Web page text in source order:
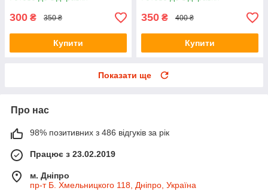
300 ₴ 350 ₴
Купити
350 ₴ 400 ₴
Купити
Показати ще
Про нас
98% позитивних з 486 відгуків за рік
Працює з 23.02.2019
м. Дніпро
пр-т Б. Хмельницкого 118, Дніпро, Україна